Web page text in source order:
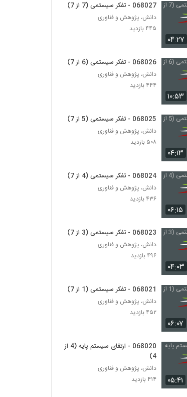
028042 - تجزیه و تحلیل پیچیدگی (Complex
Analytics)
Analytics)
Analytics)
Analytics)
۴۷۹ بازدید
028046 - تجزیه و تحلیل پیچیدگی (Complex
Analytics)
۴۵۷ بازدید
۴۹۳ بازدید
Analytics)
۴۵۵ بازدید
Analytics)
Analytics)
۴۶۷ بازدید
Analytics)
۰۴:۲۷
068027 - تفکر سیستمی (7 از 7)
دانش، پژوهش و فناوری
۴۴۵ بازدید
۱۰:۵۳
068026 - تفکر سیستمی (6 از 7)
دانش، پژوهش و فناوری
۴۴۴ بازدید
۰۴:۱۳
068025 - تفکر سیستمی (5 از 7)
دانش، پژوهش و فناوری
۵۰۸ بازدید
۰۶:۱۵
068024 - تفکر سیستمی (4 از 7)
دانش، پژوهش و فناوری
۴۳۶ بازدید
۰۴:۰۳
068023 - تفکر سیستمی (3 از 7)
دانش، پژوهش و فناوری
۴۹۶ بازدید
۰۶:۰۷
068021 - تفکر سیستمی (1 از 7)
دانش، پژوهش و فناوری
۴۵۲ بازدید
۰۵:۴۱
068020 - ارتقای سیستم پایه (4 از
4)
دانش، پژوهش و فناوری
۴۱۴ بازدید